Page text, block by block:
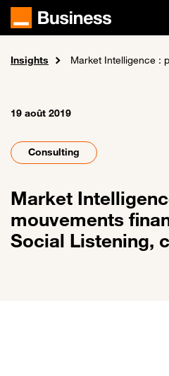
Passer au contenu principal
Accueil
Insights Market Intelligence : prédire les
19 août 2019
Consulting
Market
mouvements
Social Listening,